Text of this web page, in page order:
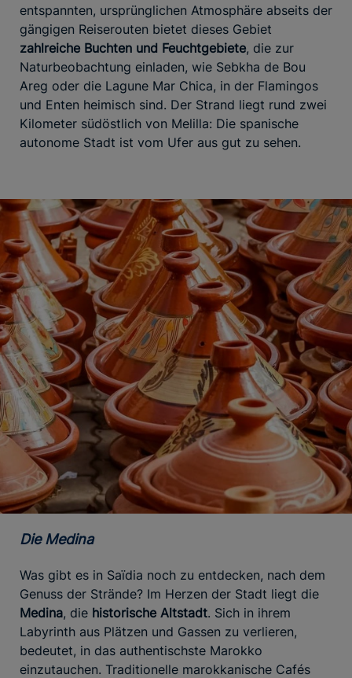
entspannten, ursprünglichen Atmosphäre abseits der
gängigen Reiserouten bietet dieses Gebiet
zahlreiche Buchten und Feuchtgebiete, die zur
Naturbeobachtung einladen, wie Sebkha de Bou
Areg oder die Lagune Mar Chica, in der Flamingos
und Enten heimisch sind. Der Strand liegt rund zwei
Kilometer südöstlich von Melilla: Die spanische
autonome Stadt ist vom Ufer aus gut zu sehen.
Die Medina
Was gibt es in Saïdia noch zu entdecken, nach dem
Genuss der Strände? Im Herzen der Stadt liegt die
Medina, die historische Altstadt. Sich in ihrem
Labyrinth aus Plätzen und Gassen zu verlieren,
bedeutet, in das authentischste Marokko
einzutauchen. Traditionelle marokkanische Cafés